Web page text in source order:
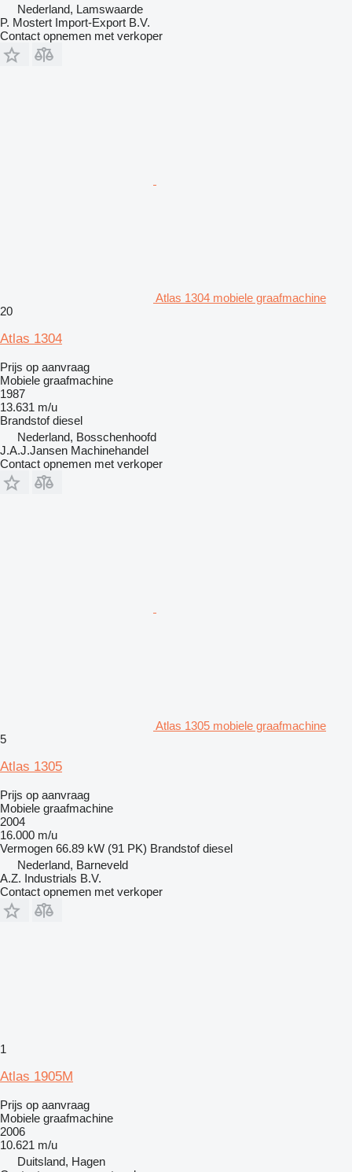
Nederland, Lamswaarde
P. Mostert Import-Export B.V.
Contact opnemen met verkoper
Atlas 1304 mobiele graafmachine
20
Atlas 1304
Prijs op aanvraag
Mobiele graafmachine
1987
13.631 m/u
Brandstof diesel
Nederland, Bosschenhoofd
J.A.J.Jansen Machinehandel
Contact opnemen met verkoper
Atlas 1305 mobiele graafmachine
5
Atlas 1305
Prijs op aanvraag
Mobiele graafmachine
2004
16.000 m/u
Vermogen 66.89 kW (91 PK) Brandstof diesel
Nederland, Barneveld
A.Z. Industrials B.V.
Contact opnemen met verkoper
1
Atlas 1905M
Prijs op aanvraag
Mobiele graafmachine
2006
10.621 m/u
Duitsland, Hagen